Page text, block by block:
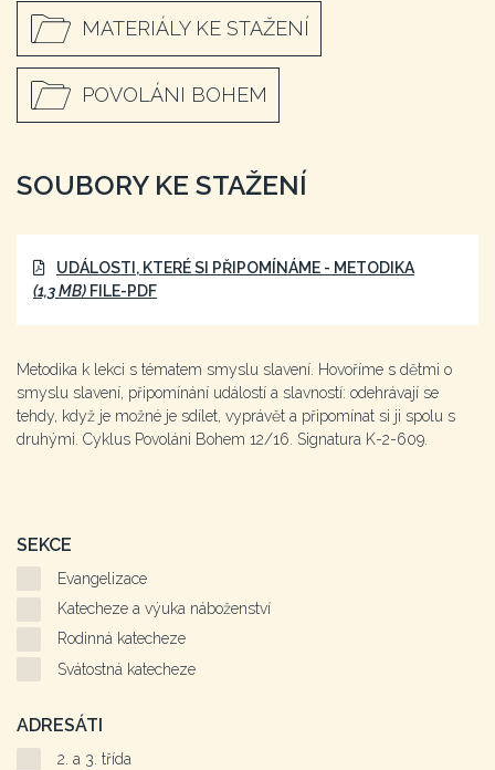
MATERIÁLY KE STAŽENÍ
POVOLÁNI BOHEM
SOUBORY KE STAŽENÍ
UDÁLOSTI, KTERÉ SI PŘIPOMÍNÁME - METODIKA
(1,3 MB) FILE-PDF
Metodika k lekci s tématem smyslu slavení. Hovoříme s dětmi o
smyslu slavení, připomínání událostí a slavností: odehrávají se
tehdy, když je možné je sdílet, vyprávět a připomínat si ji spolu s
druhými. Cyklus Povoláni Bohem 12/16. Signatura K-2-609.
SEKCE
Evangelizace
Katecheze a výuka náboženství
Rodinná katecheze
Svátostná katecheze
ADRESÁTI
2. a 3. třída